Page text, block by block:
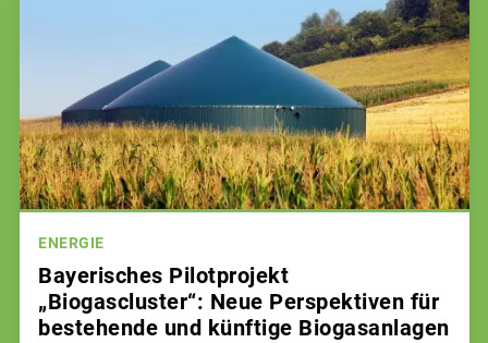
ENERGIE
Bayerisches Pilotprojekt
„Biogascluster“: Neue Perspektiven für
bestehende und künftige Biogasanlagen